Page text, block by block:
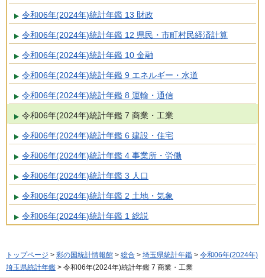
令和06年(2024年)統計年鑑 13 財政
令和06年(2024年)統計年鑑 12 県民・市町村民経済計算
令和06年(2024年)統計年鑑 10 金融
令和06年(2024年)統計年鑑 9 エネルギー・水道
令和06年(2024年)統計年鑑 8 運輸・通信
令和06年(2024年)統計年鑑 7 商業・工業
令和06年(2024年)統計年鑑 6 建設・住宅
令和06年(2024年)統計年鑑 4 事業所・労働
令和06年(2024年)統計年鑑 3 人口
令和06年(2024年)統計年鑑 2 土地・気象
令和06年(2024年)統計年鑑 1 総説
トップページ > 彩の国統計情報館 > 総合 > 埼玉県統計年鑑 > 令和06年(2024年)
埼玉県統計年鑑 > 令和06年(2024年)統計年鑑 7 商業・工業